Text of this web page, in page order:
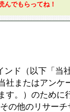
でもらってね！
ンド（以下「当
社またはアンケ
す。）のために
の他のリサー